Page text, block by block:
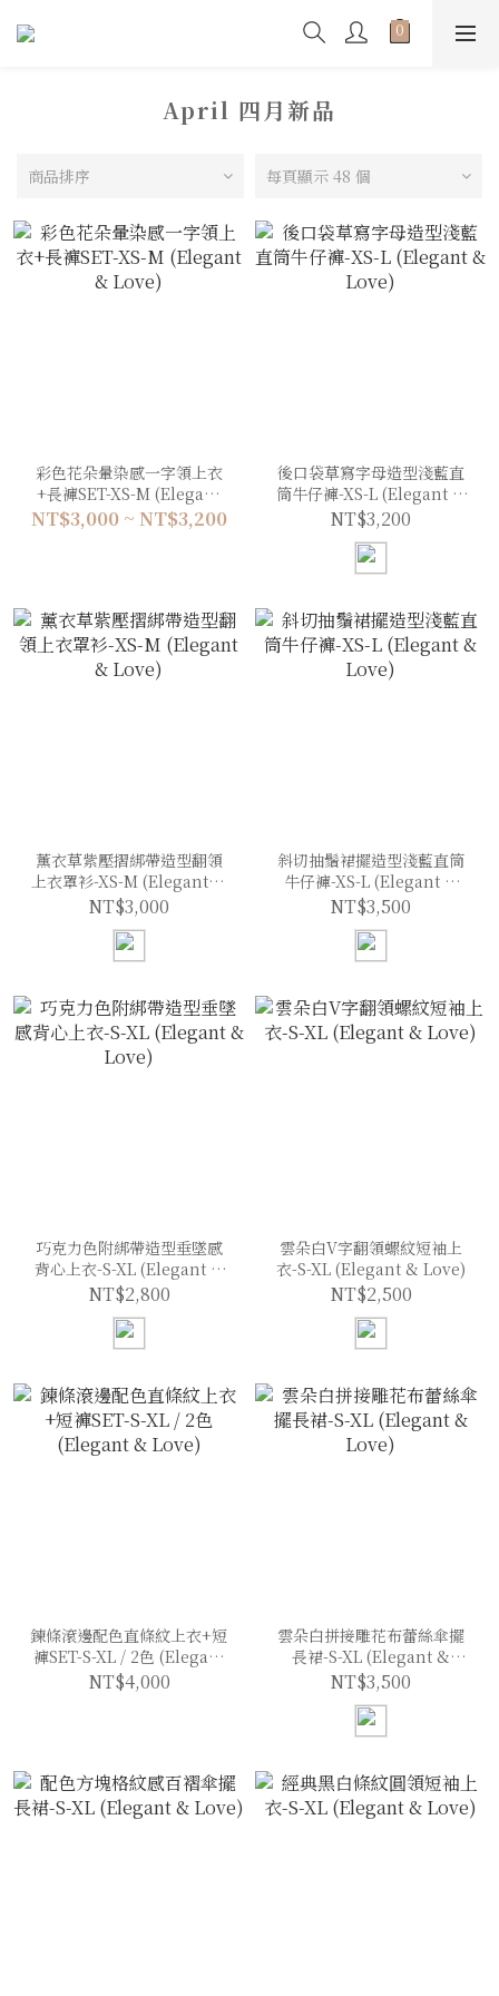
April 四月新品
商品排序 每頁顯示 48 個
彩色花朵暈染感一字領上衣
+長褲SET-XS-M (Elegant
& Love)
NT$3,000 ~ NT$3,200
後口袋草寫字母造型淺藍直
筒牛仔褲-XS-L (Elegant &
Love)
NT$3,200
薰衣草紫壓摺綁帶造型翻領
上衣罩衫-XS-M (Elegant &
Love)
NT$3,000
斜切抽鬚裙擺造型淺藍直筒
牛仔褲-XS-L (Elegant &
Love)
NT$3,500
巧克力色附綁帶造型垂墜感
背心上衣-S-XL (Elegant &
Love)
NT$2,800
雲朵白V字翻領螺紋短袖上
衣-S-XL (Elegant & Love)
NT$2,500
鍊條滾邊配色直條紋上衣+短
褲SET-S-XL / 2色 (Elegant
& Love)
NT$4,000
雲朵白拼接雕花布蕾絲傘擺
長裙-S-XL (Elegant &
Love)
NT$3,500